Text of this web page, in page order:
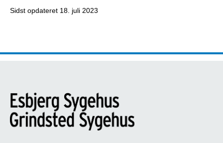
Sidst opdateret 18. juli 2023